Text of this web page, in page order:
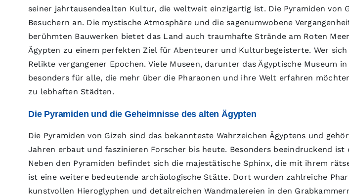
seiner jahrtausendealten Kultur, die weltweit einzigartig ist. Die Pyramiden von
Besuchern an. Die mystische Atmosphäre und die sagenumwobene
berühmten Bauwerken bietet das Land auch traumhafte Strände am Roten
Ägypten zu einem perfekten Ziel für Abenteurer und Kulturbegeisterte. Wer
Relikte vergangener Epochen. Viele Museen, darunter das Ägyptische Museum
besonders für alle, die mehr über die Pharaonen und ihre Welt erfahren
zu lebhaften Städten.
Die Pyramiden und die Geheimnisse des alten Ägypten
Die Pyramiden von Gizeh sind das bekannteste Wahrzeichen Ägyptens und
Jahren erbaut und faszinieren Forscher bis heute. Besonders beeindruckend
Neben den Pyramiden befindet sich die majestätische Sphinx, die mit ihrem
ist eine weitere bedeutende archäologische Stätte. Dort wurden zahlreiche
kunstvollen Hieroglyphen und detailreichen Wandmalereien in den